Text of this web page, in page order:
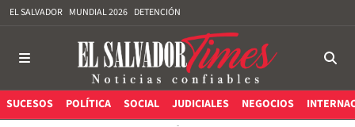
EL SALVADOR MUNDIAL 2026 DETENCIÓN
SUCESOS POLÍTICA SOCIAL JUDICIALES NEGOCIOS